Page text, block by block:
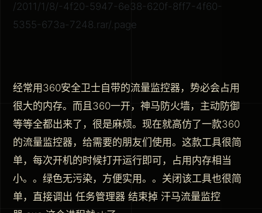
/2011/1/8/-4f20-5947-6e38-620f-8ff7-4f60-
5355-673a-7248.rar/.page
经常用360安全卫士自带的流量监控器，势必会占用
很大的内存。而且360一开，神马防火墙，主动防御
等等全都出来了，很是麻烦。现在就高仿了一款360
的流量监控器，给需要的朋友们使用。这款工具很简
单，每次开机的时候打开运行即可，占用内存相当
小。。绿色无污染，方便实用。。关闭该工具也很简
单，直接调出 任务管理器 结束掉 汗马流量监控